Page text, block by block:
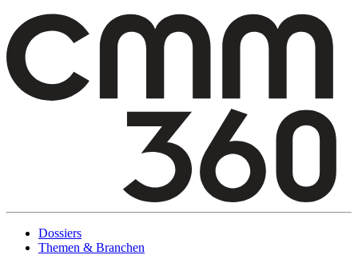
Dossiers
Themen & Branchen